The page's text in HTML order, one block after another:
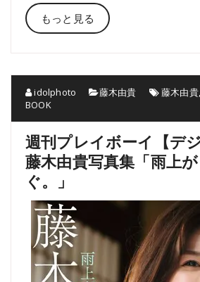
もっと見る
idolphoto 藤木由貴 藤木由貴
BOOK
週刊プレイボーイ【デ
藤木由貴写真集「雨上
ぐ。」